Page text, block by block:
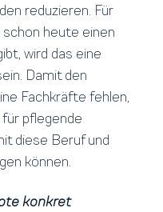
reduzieren. Für
heute einen
wird das eine
Damit den
Fachkräfte fehlen,
pflegende
diese Beruf und
können.
konkret